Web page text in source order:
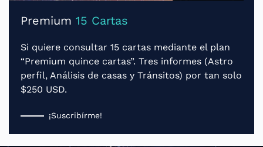
Premium 15 Cartas
Si quiere consultar 15 cartas mediante el plan
“Premium quince cartas”. Tres informes (Astro
perfil, Análisis de casas y Tránsitos) por tan solo
$250 USD.
¡Suscribírme!